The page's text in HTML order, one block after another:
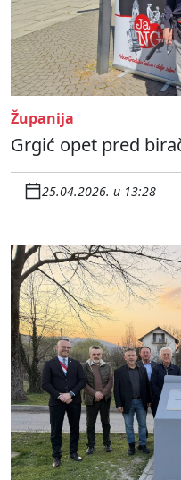
Županija
Grgić opet pred
25.04.2026. u 13:28